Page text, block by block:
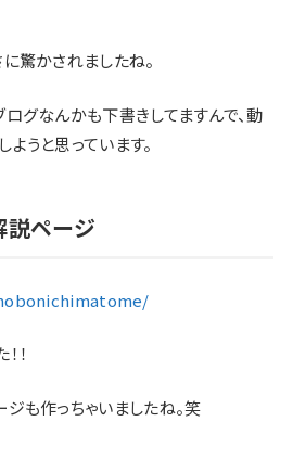
驚かされましたね。
グなんかも下書きしてますんで、動
うと思っています。
説ページ
！
も作っちゃいましたね。笑